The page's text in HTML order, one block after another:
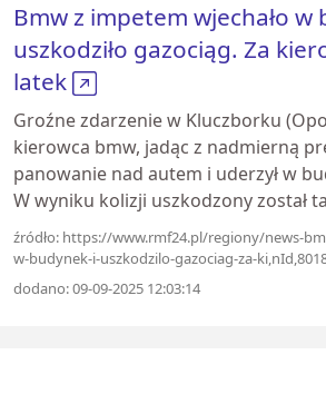
Bmw z impetem wjechało w
uszkodziło gazociąg. Za
latek
Groźne zdarzenie w Kluczborku
kierowca bmw, jadąc z nadmierną
panowanie nad autem i uderzył w
W wyniku kolizji uszkodzony został
źródło: https://www.rmf24.pl/regiony/news-
w-budynek-i-uszkodzilo-gazociag-za-
dodano: 09-09-2025 12:03:14